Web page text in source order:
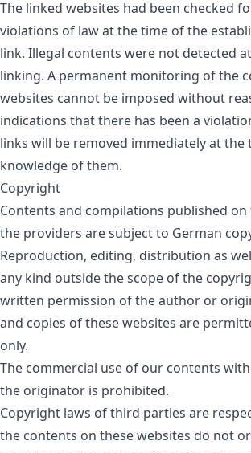
The linked websites had been checked
violations of law at the time of the
link. Illegal contents were not detected
linking. A permanent monitoring of the
websites cannot be imposed without
indications that there has been a
links will be removed immediately at the
knowledge of them.
Copyright
Contents and compilations published on
the providers are subject to German
Reproduction, editing, distribution as
any kind outside the scope of the
written permission of the author or
and copies of these websites are
only.
The commercial use of our contents
the originator is prohibited.
Copyright laws of third parties are
the contents on these websites do not